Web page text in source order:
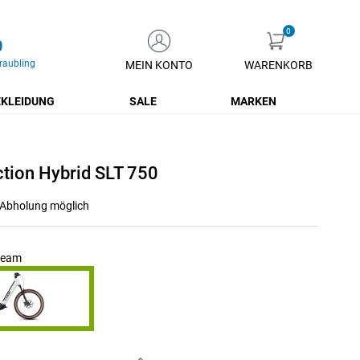
Inhalt
MEIN KONTO WARENKORB
SALE MARKEN
Hybrid SLT 750
möglich